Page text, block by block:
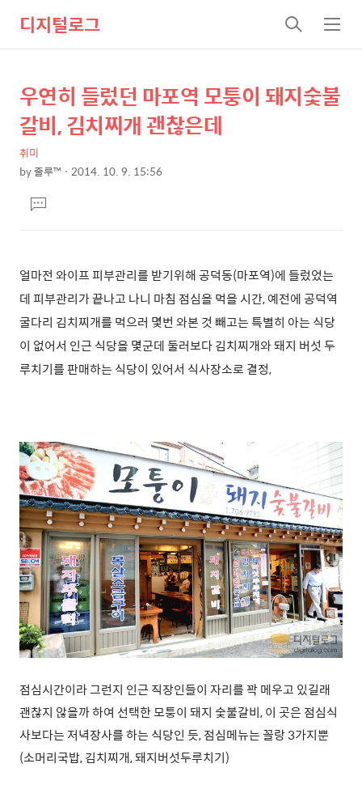
디지털로그
검
색
메
뉴
상
세
컨
텐
본
문
제
목
우연히 들렀던 마포역 모퉁이 돼지숯불
갈비, 김치찌개 괜찮은데
취미
by줄루™ 2014. 10. 9. 15:56
문댓
글
얼마전 와이프 피부관리를 받기위해 공덕동(마포역)에 들렀었는
데피부관리가 끝나고 나니 마침 점심을 먹을 시간, 예전에 공덕역
굴다리 김치찌개를 먹으러 몇번 와본 것 빼고는 특별히 아는 식당
이 없어서 인근 식당을 몇군데 둘러보다 김치찌개와 돼지 버섯 두
루치기를 판매하는 식당이 있어서 식사장소로 결정,
점심시간이라 그런지 인근 직장인들이 자리를 꽉 메우고 있길래
괜찮지 않을까 하여 선택한 모퉁이 돼지 숯불갈비, 이 곳은 점심식
사보다는 저녁장사를 하는 식당인 듯, 점심메뉴는 꼴랑 3가지뿐
(소머리국밥, 김치찌개, 돼지버섯두루치기)